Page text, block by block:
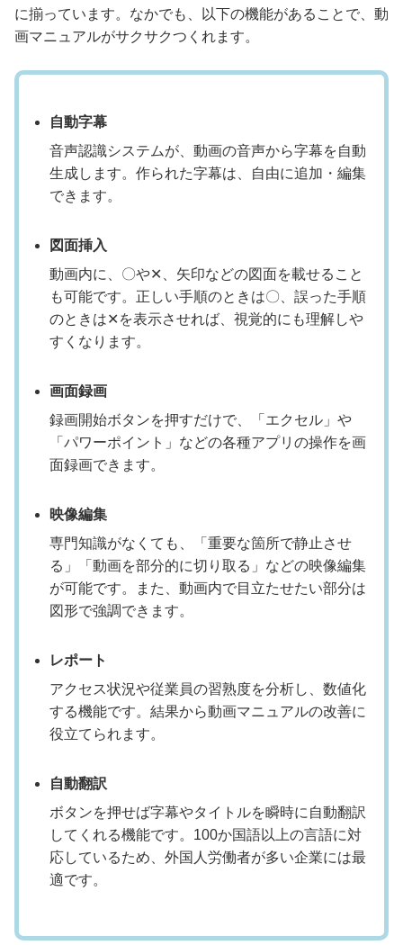
に揃っています。なかでも、以下の機能があることで、動
画マニュアルがサクサクつくれます。
自動字幕
音声認識システムが、動画の音声から字幕を自動
生成します。作られた字幕は、自由に追加・編集
できます。
図面挿入
動画内に、〇や✕、矢印などの図面を載せること
も可能です。正しい手順のときは〇、誤った手順
のときは✕を表示させれば、視覚的にも理解しや
すくなります。
画面録画
録画開始ボタンを押すだけで、「エクセル」や
「パワーポイント」などの各種アプリの操作を画
面録画できます。
映像編集
専門知識がなくても、「重要な箇所で静止させ
る」「動画を部分的に切り取る」などの映像編集
が可能です。また、動画内で目立たせたい部分は
図形で強調できます。
レポート
アクセス状況や従業員の習熟度を分析し、数値化
する機能です。結果から動画マニュアルの改善に
役立てられます。
自動翻訳
ボタンを押せば字幕やタイトルを瞬時に自動翻訳
してくれる機能です。100か国語以上の言語に対
応しているため、外国人労働者が多い企業には最
適です。